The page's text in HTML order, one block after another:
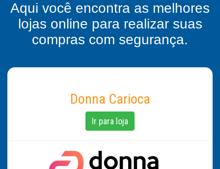
Aqui você encontra as melhores
lojas online para realizar suas
compras com segurança.
Donna Carioca
Ir para loja